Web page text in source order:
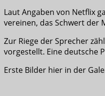
Laut Angaben von Netflix
vereinen, das Schwert der
Zur Riege der Sprecher
vorgestellt. Eine deutsche
Erste Bilder hier in der